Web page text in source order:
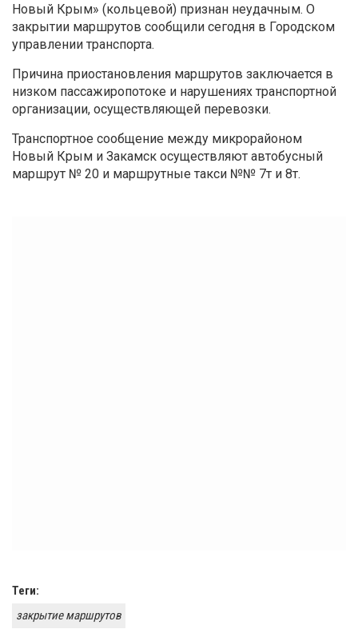
Новый Крым» (кольцевой) признан неудачным. О
закрытии маршрутов сообщили сегодня в Городском
управлении транспорта.
Причина приостановления маршрутов заключается в
низком пассажиропотоке и нарушениях транспортной
организации, осуществляющей перевозки.
Транспортное сообщение между микрорайоном
Новый Крым и Закамск осуществляют автобусный
маршрут № 20 и маршрутные такси №№ 7т и 8т.
Теги:
закрытие маршрутов